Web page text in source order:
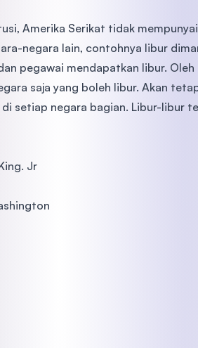
Amerika Serikat tidak
negara lain, contohnya libur
pegawai mendapatkan libur. Oleh
saja yang boleh libur. Akan
setiap negara bagian. Libur-libur
Jr